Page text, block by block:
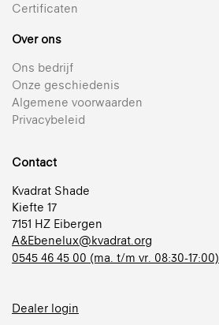
Certificaten
Over ons
Ons bedrijf
Onze geschiedenis
Algemene voorwaarden
Privacybeleid
Contact
Kvadrat Shade
Kiefte 17
7151 HZ Eibergen
A&Ebenelux@kvadrat.org
0545 46 45 00 (ma. t/m vr. 08:30-17:00)
Dealer login